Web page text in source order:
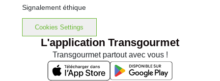
Signalement éthique
Cookies Settings
L'application Transgourmet
Transgourmet partout avec vous !